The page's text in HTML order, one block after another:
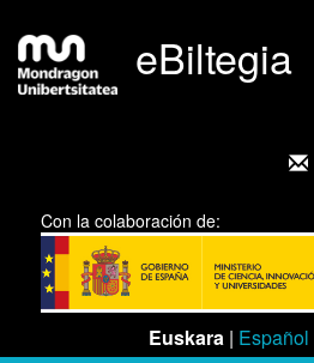
eBiltegia
Con la colaboración de:
Euskara | Español